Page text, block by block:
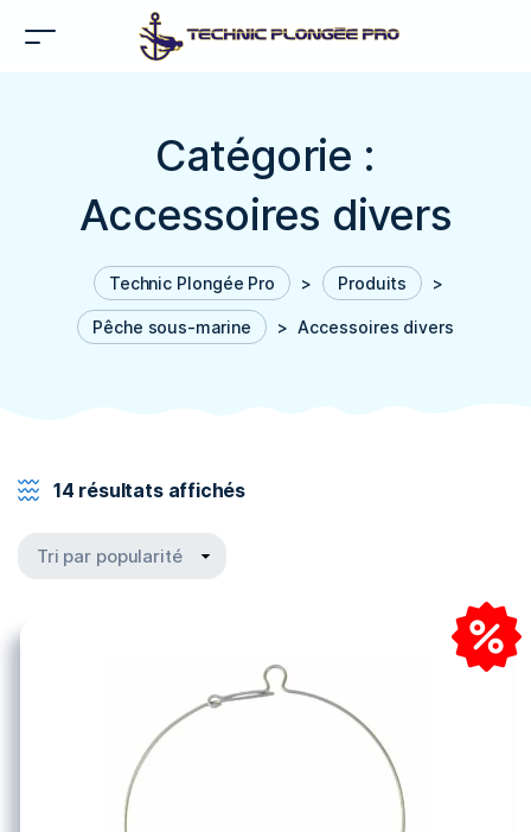
Catégorie :
Accessoires divers
Technic Plongée Pro > Produits >
Pêche sous-marine > Accessoires divers
14 résultats affichés